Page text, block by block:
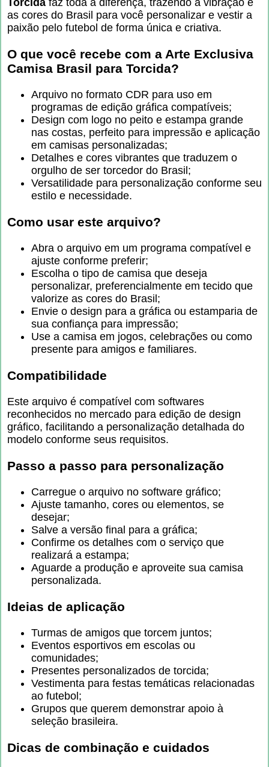
as cores do Brasil para você personalizar e vestir a
paixão pelo futebol de forma única e criativa.
O que você recebe com a Arte Exclusiva
Camisa Brasil para Torcida?
Arquivo no formato CDR para uso em
programas de edição gráfica compatíveis;
Design com logo no peito e estampa grande
nas costas, perfeito para impressão e aplicação
em camisas personalizadas;
Detalhes e cores vibrantes que traduzem o
orgulho de ser torcedor do Brasil;
Versatilidade para personalização conforme seu
estilo e necessidade.
Como usar este arquivo?
Abra o arquivo em um programa compatível e
ajuste conforme preferir;
Escolha o tipo de camisa que deseja
personalizar, preferencialmente em tecido que
valorize as cores do Brasil;
Envie o design para a gráfica ou estamparia de
sua confiança para impressão;
Use a camisa em jogos, celebrações ou como
presente para amigos e familiares.
Compatibilidade
Este arquivo é compatível com softwares
reconhecidos no mercado para edição de design
gráfico, facilitando a personalização detalhada do
modelo conforme seus requisitos.
Passo a passo para personalização
Carregue o arquivo no software gráfico;
Ajuste tamanho, cores ou elementos, se
desejar;
Salve a versão final para a gráfica;
Confirme os detalhes com o serviço que
realizará a estampa;
Aguarde a produção e aproveite sua camisa
personalizada.
Ideias de aplicação
Turmas de amigos que torcem juntos;
Eventos esportivos em escolas ou
comunidades;
Presentes personalizados de torcida;
Vestimenta para festas temáticas relacionadas
ao futebol;
Grupos que querem demonstrar apoio à
seleção brasileira.
Dicas de combinação e cuidados